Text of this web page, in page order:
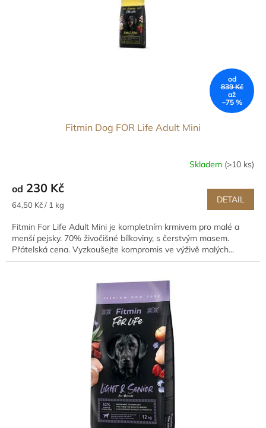
od
839 Kč
až
–75 %
Fitmin Dog FOR Life Adult Mini
Skladem (>10 ks)
od 230 Kč
Měrná
64,50 Kč / 1 kg DETAIL
Fitmin For Life Adult Mini je kompletním krmivem pro malé a
menší pejsky. 70% živočišné bílkoviny, s čerstvým masem.
Přátelská cena. Vyzkoušejte kompromis ve výživě malých...